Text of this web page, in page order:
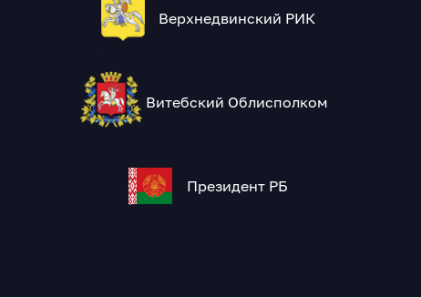
Верхнедвинский РИК
Витебский Облисполком
Президент РБ